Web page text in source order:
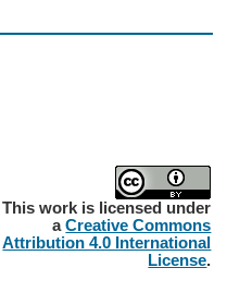
This work is licensed under
aCreative Commons
Attribution 4.0 International
License.